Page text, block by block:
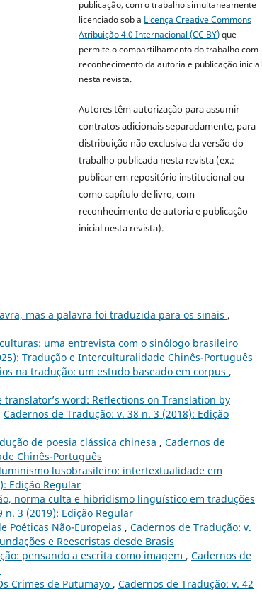
publicação, com o trabalho simultaneamente
licenciado sob a Licença Creative Commons
Atribuição 4.0 Internacional (CC BY)que
permite o compartilhamento do trabalho com
reconhecimento da autoria e publicação inicial
nesta revista.
Autores têm autorização para assumir
contratos adicionais separadamente, para
distribuição não exclusiva da versão do
trabalho publicada nesta revista (ex.:
publicar em repositório institucional ou
como capítulo de livro, com
reconhecimento de autoria e publicação
inicial nesta revista).
mas a palavra foi traduzida para os sinais ,
uma entrevista com o sinólogo brasileiro
Tradução e Interculturalidade Chinês-Português
na tradução: um estudo baseado em corpus ,
translator’s word: Reflections on Translation by
Cadernos de Tradução: v. 38 n. 3 (2018): Edição
de poesia clássica chinesa , Cadernos de
Chinês-Português
lusobrasileiro: intertextualidade em
Edição Regular
norma culta e hibridismo linguístico em traduções
n. 3 (2019): Edição Regular
Poéticas Não-Europeias , Cadernos de Tradução: v.
e Reescristas desde Brasis
pensando a escrita como imagem , Cadernos de
Crimes de Putumayo , Cadernos de Tradução: v. 42